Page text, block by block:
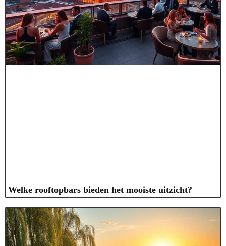
Welke rooftopbars bieden het mooiste uitzicht?